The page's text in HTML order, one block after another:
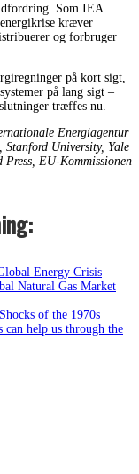
Som IEA
kræver
og forbruger
på kort sigt,
på lang sigt –
træffes nu.
Energiagentur
University, Yale
Press, EU-Kommissionen
Energy Crisis
Natural Gas Market
of the 1970s
help us through the